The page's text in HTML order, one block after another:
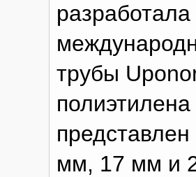
разработала
трубы
мм, 17 мм и